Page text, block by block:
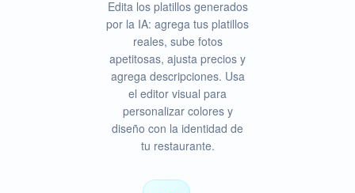
Edita los platillos generados
por la IA: agrega tus platillos
reales, sube fotos
apetitosas, ajusta precios y
agrega descripciones. Usa
el editor visual para
personalizar colores y
diseño con la identidad de
tu restaurante.